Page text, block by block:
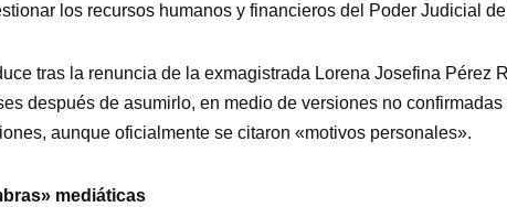
los recursos humanos y financieros del Poder Judicial
tras la renuncia de la exmagistrada Lorena Josefina Pérez
después de asumirlo, en medio de versiones no
aunque oficialmente se citaron «motivos personales».
mediáticas